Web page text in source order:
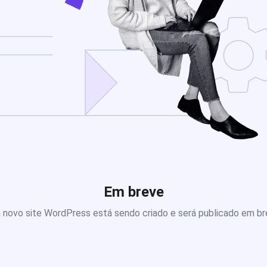
Em breve
novo site WordPress está sendo criado e será publicado em